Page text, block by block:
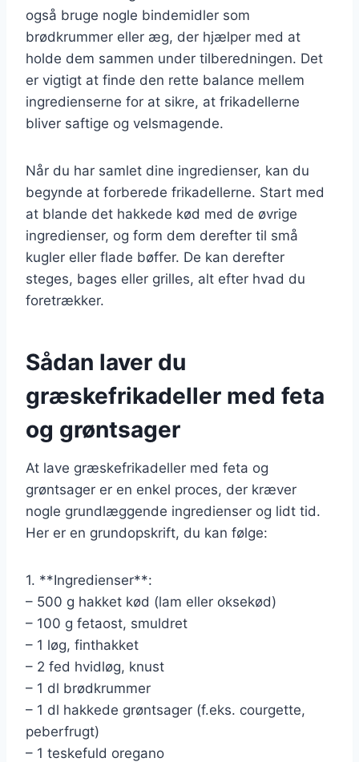
også bruge nogle bindemidler som
brødkrummer eller æg, der hjælper med at
holde dem sammen under tilberedningen. Det
er vigtigt at finde den rette balance mellem
ingredienserne for at sikre, at frikadellerne
bliver saftige og velsmagende.
Når du har samlet dine ingredienser, kan du
begynde at forberede frikadellerne. Start med
at blande det hakkede kød med de øvrige
ingredienser, og form dem derefter til små
kugler eller flade bøffer. De kan derefter
steges, bages eller grilles, alt efter hvad du
foretrækker.
Sådan laver du
græskefrikadeller med feta
og grøntsager
At lave græskefrikadeller med feta og
grøntsager er en enkel proces, der kræver
nogle grundlæggende ingredienser og lidt tid.
Her er en grundopskrift, du kan følge:
1. **Ingredienser**:
– 500 g hakket kød (lam eller oksekød)
– 100 g fetaost, smuldret
– 1 løg, finthakket
– 2 fed hvidløg, knust
– 1 dl brødkrummer
– 1 dl hakkede grøntsager (f.eks. courgette,
peberfrugt)
– 1 teskefuld oregano